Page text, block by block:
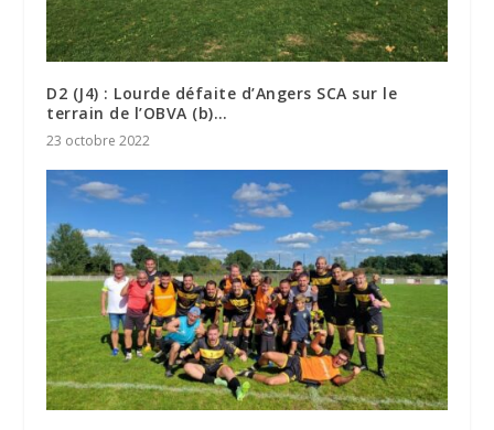
D2 (J4) : Lourde défaite d’Angers SCA sur le
terrain de l’OBVA (b)…
23 octobre 2022